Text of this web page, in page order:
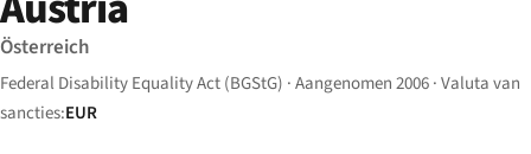
Österreich
Federal Disability Equality Act (BGStG) · Aangenomen 2006 · Valuta van
sancties:EUR